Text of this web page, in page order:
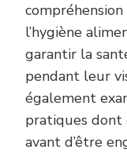
l’hygiène
garantir la
pendant leur
également
pratiques dont
avant d’être